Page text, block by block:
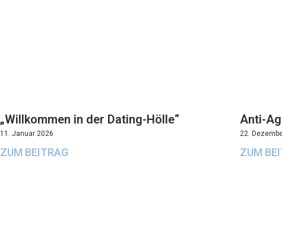
„Willkommen in der Dating-Hölle“
11. Januar 2026
ZUM BEITRAG
Anti-
22.
ZUM